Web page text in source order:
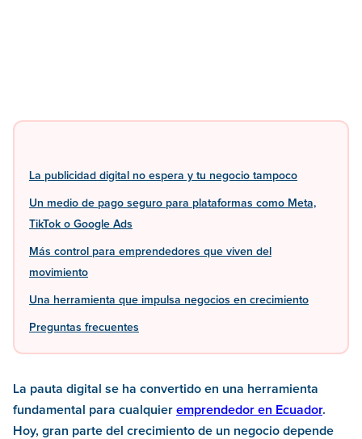
La publicidad digital no espera y tu negocio tampoco
Un medio de pago seguro para plataformas como Meta,
TikTok o Google Ads
Más control para emprendedores que viven del
movimiento
Una herramienta que impulsa negocios en crecimiento
Preguntas frecuentes
La pauta digital se ha convertido en una herramienta
fundamental para cualquier emprendedor en Ecuador.
Hoy, gran parte del crecimiento de un negocio depende